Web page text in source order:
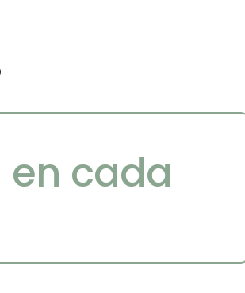
en cada